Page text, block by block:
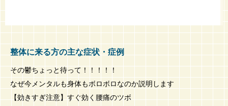
整体に来る方の主な症状・症例
その鬱ちょっと待って！！！！！
なぜ今メンタルも身体もボロボロなのか説明します
【効きすぎ注意】すぐ効く腰痛のツボ